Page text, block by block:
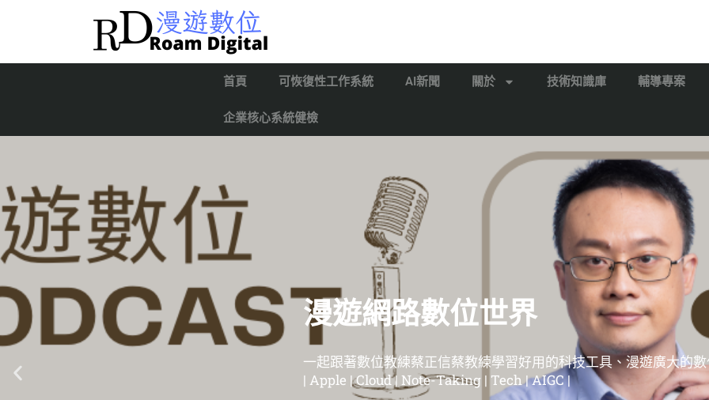
首頁 可恢復性工作系統 AI新聞 關於 技術知識庫 輔導專案
企業核心系統健檢
漫遊網路數
一起跟著數位教練蔡正信蔡教練學習好用的科技工具、漫遊在這個廣大
| 蘋果教學 | Evernote教學 | 筆記工具教學 | 雲端服務教學 |